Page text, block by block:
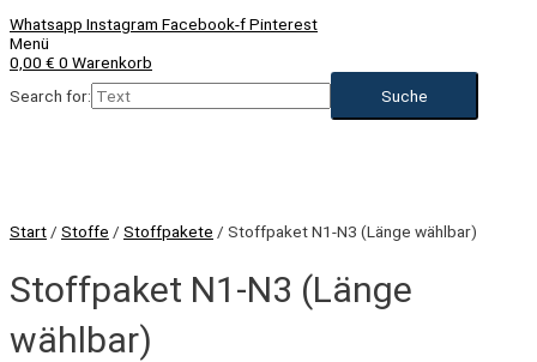
Whatsapp Instagram Facebook-fPinterest
Menü
0,00 € 0 Warenkorb
Search for:
Start / Stoffe / Stoffpakete / Stoffpaket N1-N3 (Länge wählbar)
Stoffpaket N1-N3 (Länge
wählbar)